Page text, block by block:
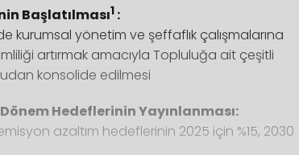
Başlatılması1:
kurumsal yönetim ve şeffaflık çalışmalarına
artırmak amacıyla Topluluğa ait çeşitli
konsolide edilmesi
Hedeflerinin Yayınlanması:
azaltım hedeflerinin 2025 için %15, 2030